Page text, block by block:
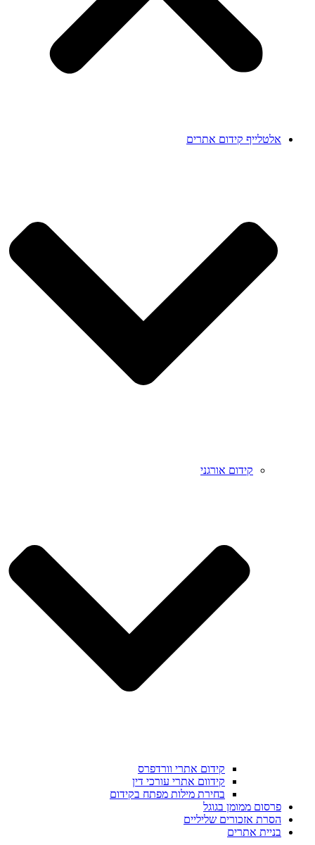
אלטלייף קידום אתרים
קידום אורגני
קידום אתרי וורדפרס
קידוום אתרי עורכי דין
בחירת מילות מפתח בקידום
פרסום ממומן בגוגל
הסרת אזכורים שליליים
בניית אתרים